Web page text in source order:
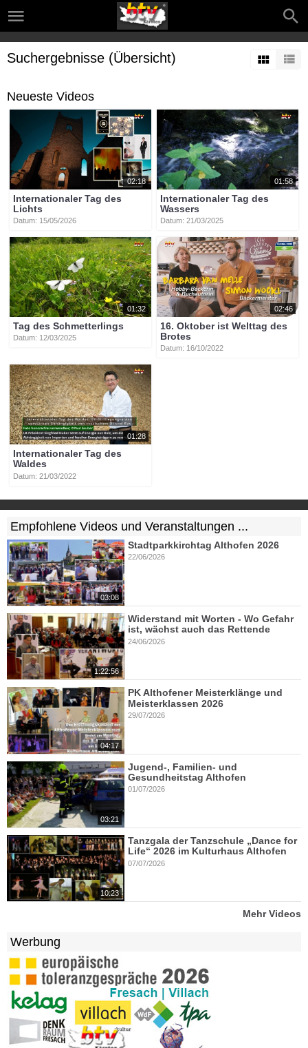
Suchergebnisse (Übersicht)
Neueste Videos
02:18
Internationaler Tag des
Lichts
Datum: 15/05/2026
01:58
Internationaler Tag des
Wassers
Datum: 21/03/2025
01:32
Tag des Schmetterlings
Datum: 12/03/2025
02:46
16. Oktober ist Welttag des
Brotes
Datum: 16/10/2022
01:28
Internationaler Tag des
Waldes
Datum: 21/03/2022
Empfohlene Videos und Veranstaltungen ...
03:08
Stadtparkkirchtag Althofen 2026
22/06/2026
1:22:56
Widerstand mit Worten - Wo Gefahr
ist, wächst auch das Rettende
24/06/2026
04:17
PK Althofener Meisterklänge und
Meisterklassen 2026
29/07/2026
03:21
Jugend-, Familien- und
Gesundheitstag Althofen
01/07/2026
10:23
Tanzgala der Tanzschule „Dance for
Life“ 2026 im Kulturhaus Althofen
07/07/2026
Mehr Videos
Werbung